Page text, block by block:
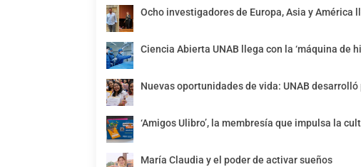
Ocho investigadores de Europa, Asia y América
Ciencia Abierta UNAB llega con la ‘máquina de
Nuevas oportunidades de vida: UNAB
‘Amigos Ulibro’, la membresía que impulsa la
María Claudia y el poder de activar sueños